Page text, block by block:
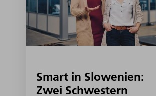
Smart in Slowenien:
Zwei Schwestern